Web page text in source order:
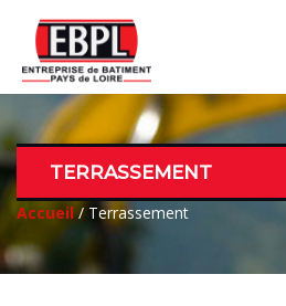
TERRASSEMENT
Accueil/ Terrassement